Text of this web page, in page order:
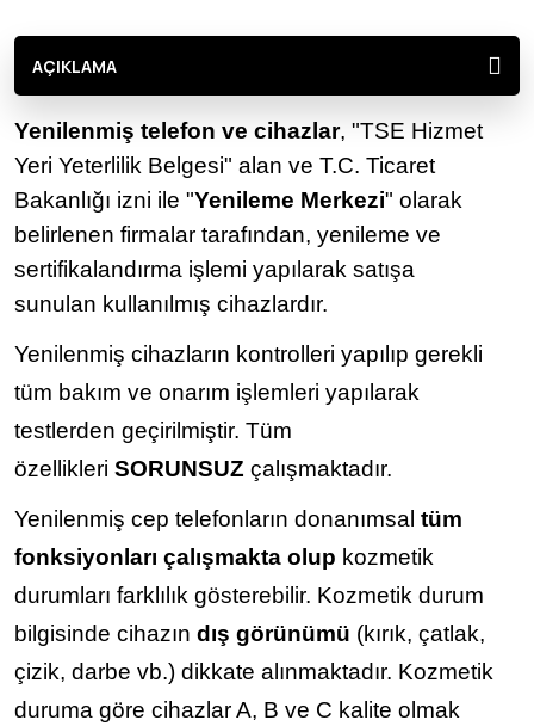
AÇIKLAMA
Yenilenmiş telefon ve cihazlar, "TSE Hizmet
Yeri Yeterlilik Belgesi" alan ve T.C. Ticaret
Bakanlığı izni ile "Yenileme Merkezi" olarak
belirlenen firmalar tarafından, yenileme ve
sertifikalandırma işlemi yapılarak satışa
sunulan kullanılmış cihazlardır.
Yenilenmiş cihazların kontrolleri yapılıp gerekli
tüm bakım ve onarım işlemleri yapılarak
testlerden geçirilmiştir. Tüm
özellikleri SORUNSUZ çalışmaktadır.
Yenilenmiş cep telefonların donanımsal tüm
fonksiyonları çalışmakta olup kozmetik
durumları farklılık gösterebilir. Kozmetik durum
bilgisinde cihazın dış görünümü (kırık, çatlak,
çizik, darbe vb.) dikkate alınmaktadır. Kozmetik
duruma göre cihazlar A, B ve C kalite olmak